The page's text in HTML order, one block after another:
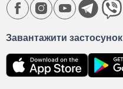
Завантажити застосунок